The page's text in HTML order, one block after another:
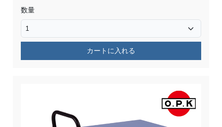
数量
カートに入れる